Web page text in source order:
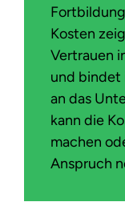
Kosten
Vertrauen
und bindet
an das
kann die
machen
Anspruch